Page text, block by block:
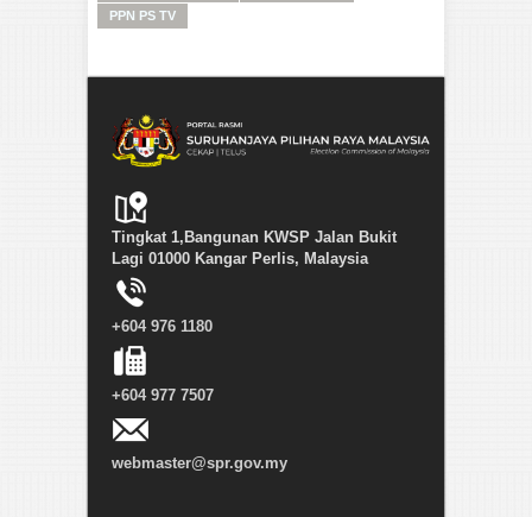
PPN PS TV
Tingkat 1,Bangunan KWSP Jalan Bukit
Lagi 01000 Kangar Perlis, Malaysia
+604 976 1180
+604 977 7507
webmaster@spr.gov.my